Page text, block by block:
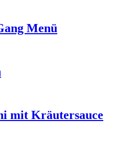
Menü
mit Kräutersauce